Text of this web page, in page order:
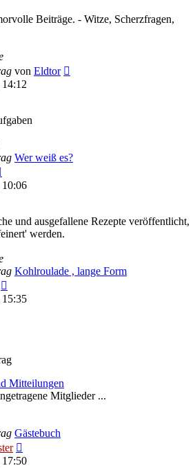
Beiträge. - Witze, Scherzfragen,
von Eldtor
Wer weiß es?
Beitrag
10:06
und ausgefallene Rezepte veröffentlicht,
werden.
Kohlroulade , lange Form
Beitrag
15:35
Mitteilungen
Mitglieder ...
Gästebuch
Beitrag